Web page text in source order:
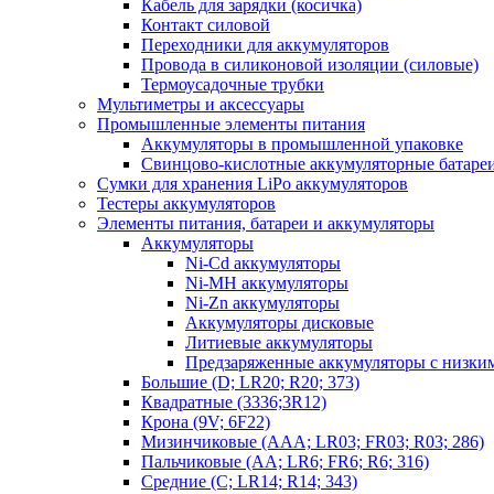
Кабель для зарядки (косичка)
Контакт силовой
Переходники для аккумуляторов
Провода в силиконовой изоляции (силовые)
Термоусадочные трубки
Мультиметры и аксессуары
Промышленные элементы питания
Аккумуляторы в промышленной упаковке
Свинцово-кислотные аккумуляторные
Сумки для хранения LiPo аккумуляторов
Тестеры аккумуляторов
Элементы питания, батареи и аккумуляторы
Аккумуляторы
Ni-Cd аккумуляторы
Ni-MH аккумуляторы
Ni-Zn аккумуляторы
Аккумуляторы дисковые
Литиевые аккумуляторы
Предзаряженные аккумуляторы с
Большие (D; LR20; R20; 373)
Квадратные (3336;3R12)
Крона (9V; 6F22)
Мизинчиковые (AAA; LR03; FR03; R03; 286)
Пальчиковые (AA; LR6; FR6; R6; 316)
Средние (C; LR14; R14; 343)